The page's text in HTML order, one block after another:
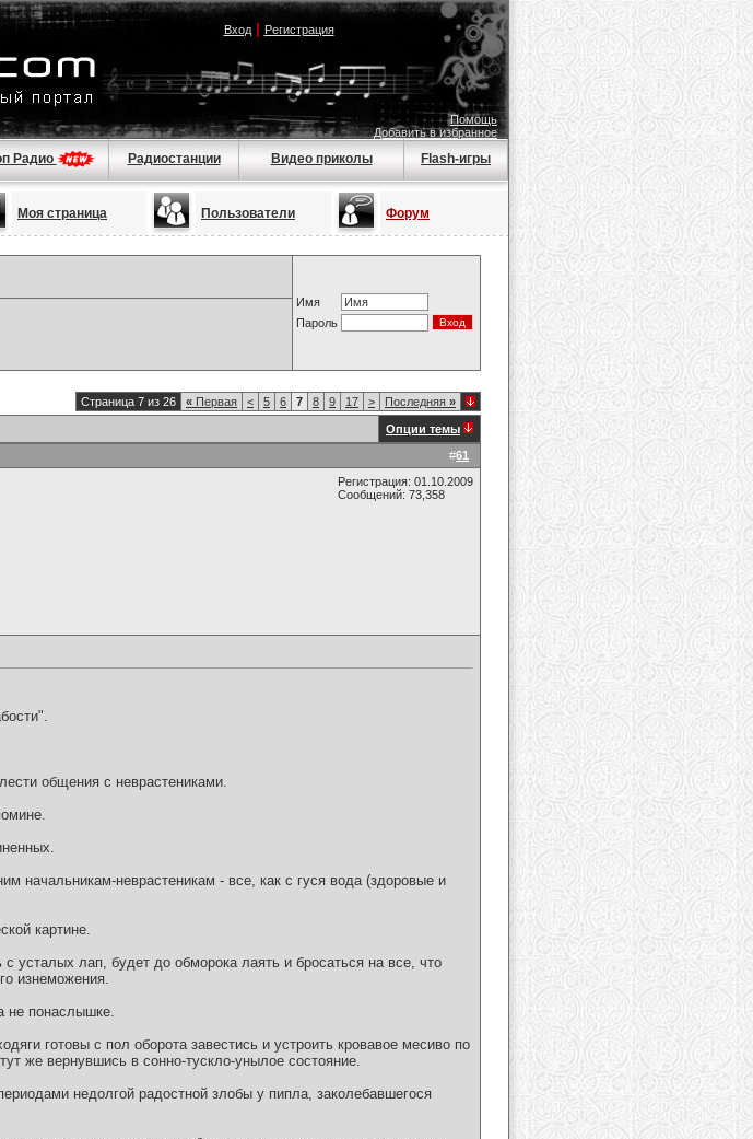
Вход| Регистрация
Помощь
Добавить в избранное
Радио Радиостанции Видео приколы Flash-игры
Моя страница Пользователи Форум
Имя
Пароль
Страница 7 из 26 « Первая < 5 6 7 8 9 17 > Последняя »
Опции темы
#61
Регистрация: 01.10.2009
Сообщений: 73,358
общения с неврастениками.
начальникам-неврастеникам - все, как с гуся вода (здоровые и
картине.
усталых лап, будет до обморока лаять и бросаться на все, что
изнеможения.
не понаслышке.
готовы с пол оборота завестись и устроить кровавое месиво по
же вернувшись в сонно-тускло-унылое состояние.
недолгой радостной злобы у пипла, заколебавшегося